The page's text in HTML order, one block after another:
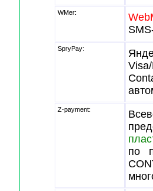
WMer:
SpryPay:
Z-payment:
по